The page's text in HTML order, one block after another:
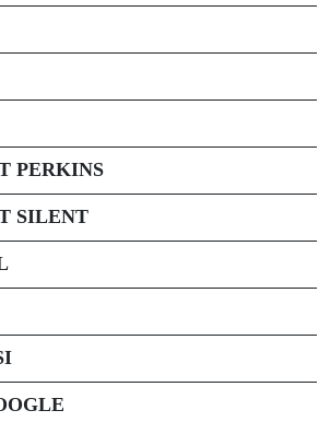
PERKINS
SILENT